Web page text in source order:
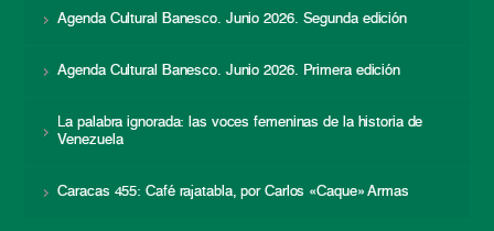
Agenda Cultural Banesco. Junio 2026. Segunda edición
Agenda Cultural Banesco. Junio 2026. Primera edición
La palabra ignorada: las voces femeninas de la historia de
Venezuela
Caracas 455: Café rajatabla, por Carlos «Caque» Armas